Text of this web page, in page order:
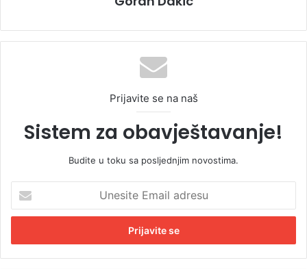
Prijavite se na naš
Sistem za obavještavanje!
Budite u toku sa posljednjim novostima.
e
i
t